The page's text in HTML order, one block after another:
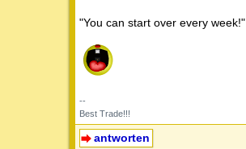
"You can start over every week!"
--
Best Trade!!!
antworten